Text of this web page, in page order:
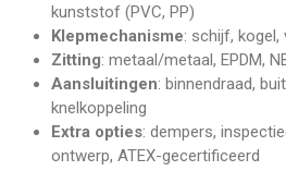
kunststof (PVC, PP)
Klepmechanisme: schijf, kogel,
Zitting: metaal/metaal, EPDM,
Aansluitingen: binnendraad,
knelkoppeling
Extra opties: dempers,
ontwerp, ATEX-gecertificeerd